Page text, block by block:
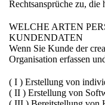
Rechtsansprüche zu, die
WELCHE ARTEN
KUNDENDATEN
Wenn Sie Kunde der
Organisation erfassen
( I ) Erstellung von
( II ) Erstellung von